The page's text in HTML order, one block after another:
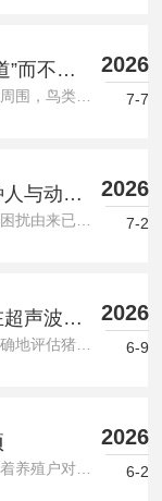
”而不受
在机场跑道、农田果园、输电线路或古建筑周围，鸟类活动常带来安全隐患或经济损失。传统驱鸟方式如稻草人、鞭炮或粘网，要么效果短暂，要么可能伤害鸟类。如今，一种基于多感官协同作用的设备——智能驱鸟器，正逐渐成为平衡生态保护与人类需求的实用工具。它的工作原理并不复杂，却融合了仿生学、声学与光学技术。智能驱鸟器的核心逻辑是让鸟类主动将特定区域判定为“不安全环境”，从而自行离开。它主要通过三种方式实现这一目标。一，声音干扰。设备内置的扬声器可播放两类声音：一是猛禽(如鹰、隼)的叫声录音，...
2026
7-7
与动物
在农业生产和城市管理中，鸟类活动带来的困扰由来已久。成熟的果实被啄食、建筑物被鸟粪污染、机场跑道出现鸟击隐患，这些问题促使人们寻找有效的应对方法。智能驱鸟器正是在这种需求下诞生的设备，它通过多种技术手段，在不伤害鸟类的前提下，实现驱离目标。什么是智能驱鸟器智能驱鸟器是一种利用声、光、电等物理手段，对特定区域内的鸟类进行驱赶的电子设备。与传统稻草人、捕鸟网等静态方法不同，这类设备能够根据环境变化自动调整工作模式。其核心在于“智能”二字——设备内置传感器和控制系统，可以识别鸟类活...
2026
7-2
声波反
在生猪养殖和屠宰加工领域，如何快速、准确地评估猪肉的肥瘦比例与肌肉发育情况，一直是生产管理中的关键问题。背膘眼肌测定仪的出现，为这一需求提供了科学化的解决方案。本文将从工作原理与实用优势两个层面，解析这一设备如何帮助从业者掌握猪肉品质信息。设备向猪体发射高频声波，当声波穿过皮肤、脂肪层、肌肉层等不同组织时，由于各组织密度与声阻抗存在差异，声波会在界面处产生反射回波。设备内置的换能器接收这些回波信号，并将其转换为电信号，再通过算法处理形成二维图像或数值数据。具体而言，操作者将探...
2026
6-9
在现代化养猪业中，有一项技术正悄然改变着养殖户对猪只体况的判断方式——背膘眼肌测定仪。这种设备通过超声波成像，让饲养者在不伤害猪只的情况下，看清其皮下脂肪厚度与肌肉发育情况，从而为较为准确饲喂、选育良种提供科学依据。背膘眼肌测定仪是什么？背膘眼肌测定仪是一种便携式或固定式的超声检测设备。它利用高频声波穿透猪只的背部组织，当声波遇到不同密度的脂肪、肌肉和骨骼时，会反射回不同的信号。设备将这些信号转化为实时图像，屏幕上清晰显示出背膘厚度(皮下脂肪层)和眼肌面积(背最长肌的横截面积...
2026
6-2